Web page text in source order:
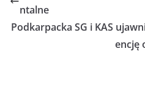
ntalne
Podkarpacka SG i KAS
encję